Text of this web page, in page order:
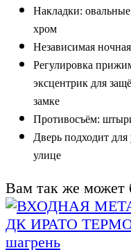
Накладки:
хром
Независимая
Регулировка
эксцентрик для
замке
Противосъём:
Дверь подходит для
улице
Вам так же может